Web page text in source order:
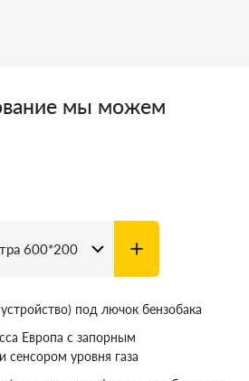
мы можем
под лючок бензобака
Европа с запорным
сенсором уровня газа